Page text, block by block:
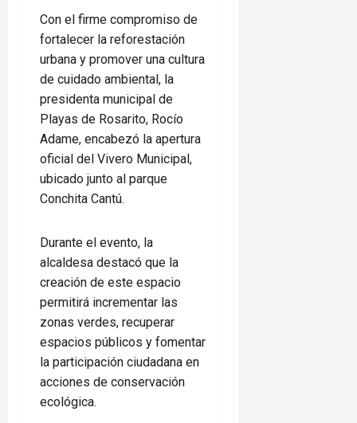
Con el firme compromiso de
fortalecer la reforestación
urbana y promover una cultura
de cuidado ambiental, la
presidenta municipal de
Playas de Rosarito, Rocío
Adame, encabezó la apertura
oficial del Vivero Municipal,
ubicado junto al parque
Conchita Cantú.
Durante el evento, la
alcaldesa destacó que la
creación de este espacio
permitirá incrementar las
zonas verdes, recuperar
espacios públicos y fomentar
la participación ciudadana en
acciones de conservación
ecológica.